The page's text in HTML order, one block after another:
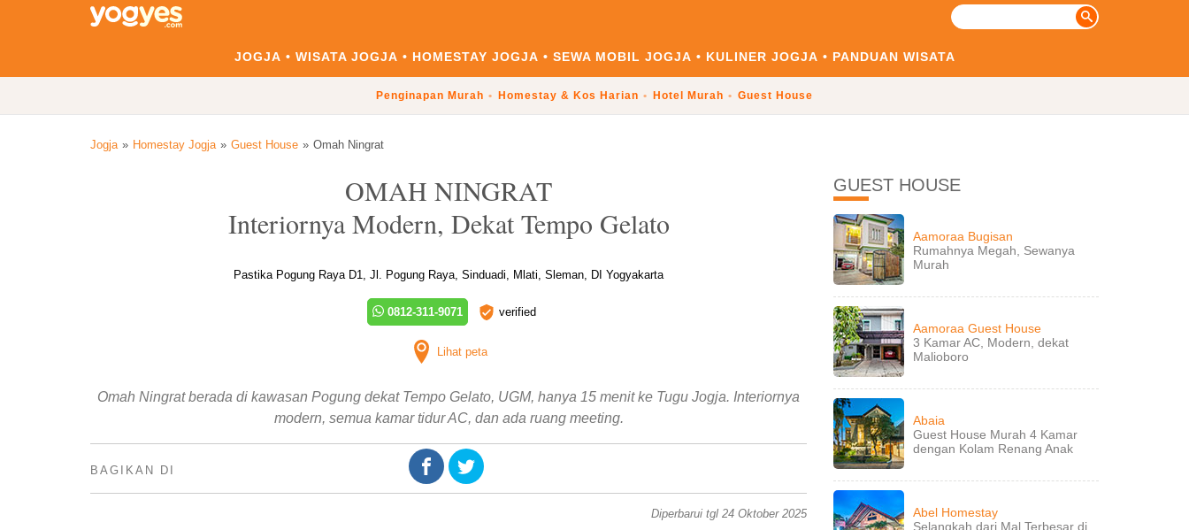
JOGJA WISATA JOGJA HOMESTAY JOGJA SEWA MOBIL JOGJA KULINER JOGJA PANDUAN WISATA
Penginapan Murah Homestay & Kos Harian Hotel Murah Guest House
Jogja Homestay Jogja Guest House Omah Ningrat
OMAH NINGRAT
Interiornya Modern, Dekat Tempo Gelato
Pastika Pogung Raya D1, Jl. Pogung Raya, Sinduadi, Mlati, Sleman, DI Yogyakarta
0812-311-9071 verified
Lihat peta
Omah Ningrat berada di kawasan Pogung dekat Tempo Gelato, UGM, hanya 15 menit ke Tugu Jogja. Interiornya
modern, semua kamar tidur AC, dan ada ruang meeting.
BAGIKAN DI
Diperbarui tgl 24 Oktober 2025
GUEST HOUSE
Aamoraa Bugisan
Rumahnya Megah, Sewanya
Murah
Aamoraa Guest House
3 Kamar AC, Modern, dekat
Malioboro
Abaia
Guest House Murah 4 Kamar
dengan Kolam Renang Anak
Abel Homestay
Selangkah dari Mal Terbesar di